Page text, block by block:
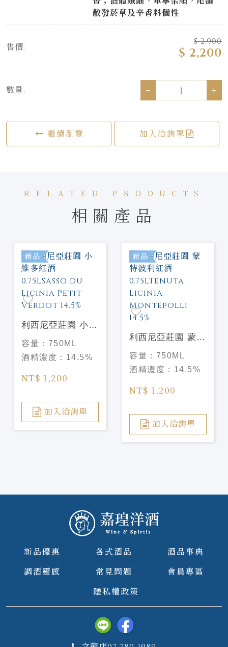
散發菸草及辛香料個性
售價:
$ 2,900
$ 2,200
數量: - +
繼續瀏覽 加入洽詢單
RELATED PRODUCTS
相關產品
新品
利西尼亞莊園 小維
多紅酒
0.75LSasso du
Licinia Petit
Verdot 14.5%
容量： 750ML
酒精濃度： 14.5%
NT$ 1,200
加入洽詢單
新品
利西尼亞莊園 蒙特
波利紅酒
0.75LTenuta
Licinia Montepolli
14.5%
容量： 750ML
酒精濃度： 14.5%
NT$ 1,200
加入洽詢單
新品優惠 各式酒品
酒品事典
調酒靈感
常見問題
會員專區
隱私權政策